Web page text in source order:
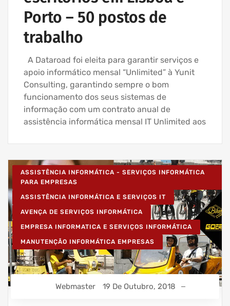
Porto – 50 postos de
trabalho
A Dataroad foi eleita para garantir serviços e
apoio informático mensal “Unlimited” à Yunit
Consulting, garantindo sempre o bom
funcionamento dos seus sistemas de
informação com um contrato anual de
assistência informática mensal IT Unlimited aos
ASSISTÊNCIA INFORMÁTICA - SERVIÇOS INFORMÁTICA
PARA EMPRESAS
ASSISTÊNCIA INFORMÁTICA E SERVIÇOS IT
AVENÇA DE SERVIÇOS INFORMÁTICA
EMPRESA INFORMATICA E SERVIÇOS INFORMÁTICA
MANUTENÇÃO INFORMÁTICA EMPRESAS
Webmaster 19 De Outubro, 2018